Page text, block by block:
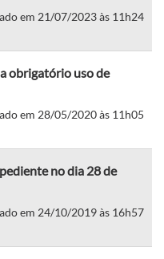
em 21/07/2023 às 11h24
obrigatório uso de
em 28/05/2020 às 11h05
no dia 28 de
em 24/10/2019 às 16h57